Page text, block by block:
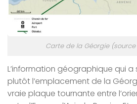
Carte de la Géorgie (source
L’information géographique qui
plutôt l’emplacement de la
vraie plaque tournante entre